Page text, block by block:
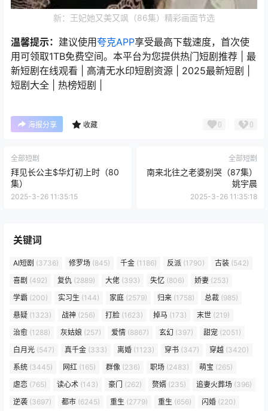
新：王妃她又美又飒（86集）精彩画面节选
温馨提示： 建议使用夸克APP享受最高下载速度，首次使
用可领取1TB免费空间。本平台为您提供热门短剧推荐 | 最
新短剧在线观看 | 高清无水印短剧资源 | 2025最新短剧 |
短剧大全 | 热榜短剧 |
海报分享 收藏 0 0
全部短剧
拜见长公主$华灯初上时（80
集）
2025-3-26 11:35:15
全部短剧
南来北往之老婆别哭（87集）
姚宇晨
2025-3-26 11:35:18
关键词
AI短剧 (3736) 修罗场 (845) 千金 (1186) 反派 (1790) 古装 (542)
喜剧 (492) 复仇 (2889) 大佬 (393) 失忆 (806) 娇妻 (253)
学霸 (200) 实习生 (144) 家庭 (2579) 归来 (1758) 总裁 (985)
悬疑 (1323) 战神 (256) 打脸 (1623) 掉马 (173) 末世 (219)
治愈 (1288) 灰姑娘 (257) 爱情 (8867) 玄幻 (397) 甜宠 (2051)
白月光 (547) 真千金 (333) 离婚 (1123) 穿书 (347) 穿越 (3420)
系统 (3445) 网红 (165) 群像 (236) 职场 (2483) 萌宝 (265)
虐恋 (765) 读心术 (143) 豪门 (262) 赘婿 (235) 追妻火葬场 (396)
逆袭 (3697) 都市 (6245) 重生 (2779) 重生 (656) 闪婚 (220)